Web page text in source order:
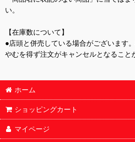
い。
【在庫数について】
●店頭と併売している場合がございます
やむを得ず注文がキャンセルとなること
ホーム
ショッピングカート
マイページ